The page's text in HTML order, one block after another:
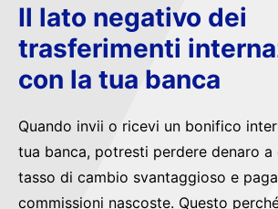
Il lato negativo dei
trasferimenti
con la tua banca
Quando invii o ricevi un bonifico
tua banca, potresti perdere denaro a
tasso di cambio svantaggioso e
commissioni nascoste. Questo